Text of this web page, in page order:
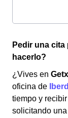
Pedir una
hacerlo?
¿Vives en
oficina de
tiempo y
solicitando una